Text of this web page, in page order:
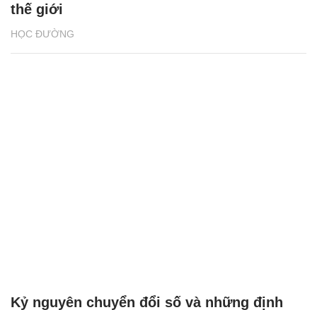
HỌC ĐƯỜNG
thế giới
Kỷ nguyên chuyển đổi số và những định